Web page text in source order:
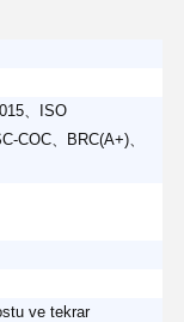
、ISO
COC、BRC(A+)、
ve tekrar